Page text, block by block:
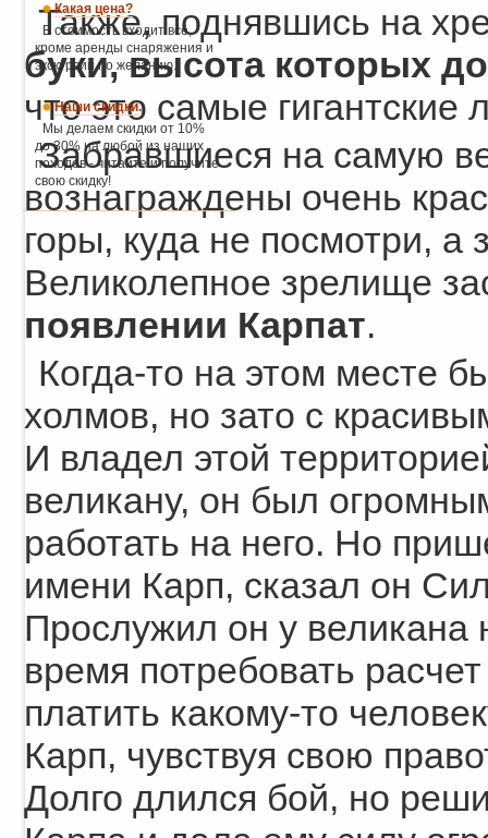
Также, поднявшись на
буки, высота которых
что это самые
Забравшиеся на самую
вознаграждены очень
горы, куда не посмотри, а
Великолепное зрелище
появлении Карпат.
Когда-то на этом месте
холмов, но зато с
И владел этой
великану, он был
работать на него. Но
имени Карп, сказал он
Прослужил он у великана
время потребовать
платить какому-то
Карп, чувствуя свою
Долго длился бой, но
Какая цена?
В стоимость входит всё,
кроме аренды снаряжения и
экскурсий по желанию.
Наши скидки.
Мы делаем скидки от 10%
до 30% на любой из наших
походов - читайте и получите
свою скидку!